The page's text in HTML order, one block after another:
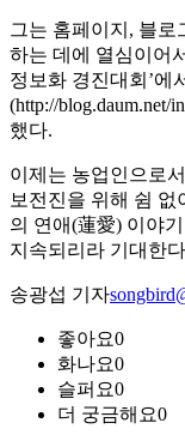
그는 홈페이지, 블로
하는 데에 열심이어
정보화 경진대회’에
(http://blog.daum.net/
했다.
이제는 농업인으로
보전진을 위해 쉼
의 연애(蓮愛) 이야
지속되리라 기대한
송광섭 기자
좋아요0
화나요0
슬퍼요0
더 궁금해요0